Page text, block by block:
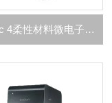
Scientific 4柔性材料微电子打印机